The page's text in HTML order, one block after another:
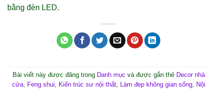
bằng đèn LED.
Bài viết này được đăng trong Danh mục và được gắn thẻ Decor nhà
cửa, Feng shui Kiến trúc sư nội thất, Làm đẹp không gian sống,
Nội